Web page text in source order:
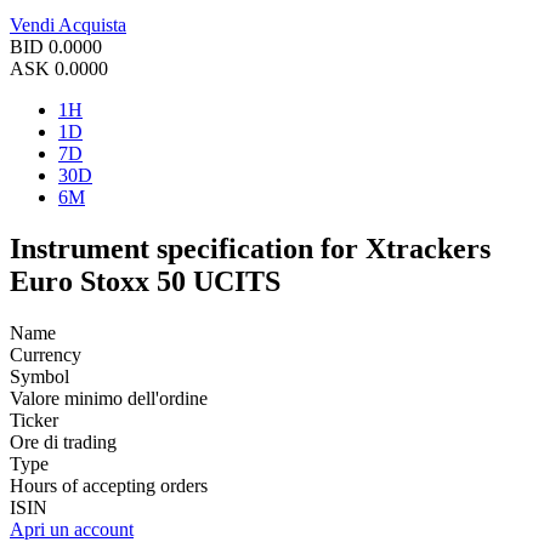
Vendi Acquista
BID 0.0000
ASK 0.0000
1H
1D
7D
30D
6M
Instrument specification for Xtrackers
Euro Stoxx 50 UCITS
Name
Currency
Symbol
Valore minimo dell'ordine
Ticker
Ore di trading
Type
Hours of accepting orders
ISIN
Apri un account